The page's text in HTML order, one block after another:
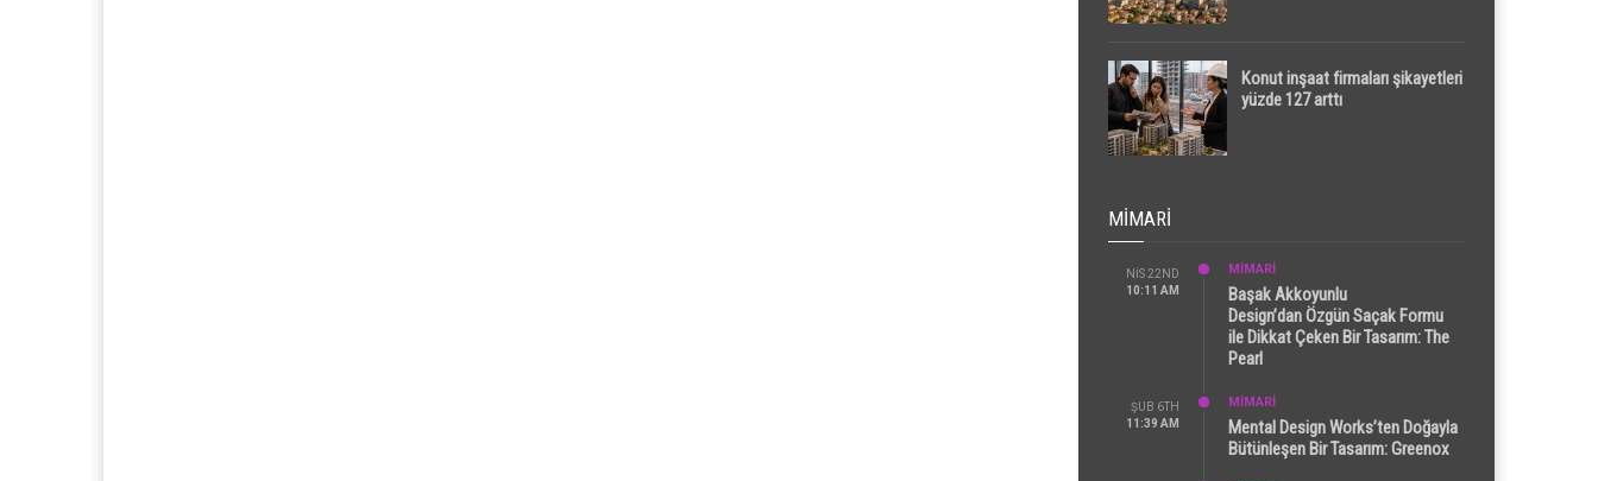
Konut inşaat firmaları şikayetleri
yüzde 127 arttı
MIMARI
NIS 22ND
10:11 AM
MİMARİ
Başak Akkoyunlu
Design’dan Özgün Saçak Formu
ile Dikkat Çeken Bir Tasarım: The
Pearl
ŞUB 6TH
11:39 AM
MİMARİ
Mental Design Works’ten Doğayla
Bütünleşen Bir Tasarım: Greenox